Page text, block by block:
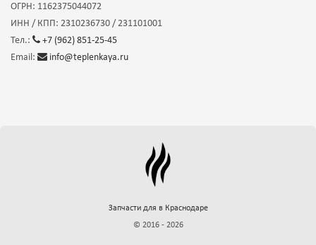
ОГРН: 1162375044072
ИНН / КПП: 2310236730 / 231101001
Тел.:
+7 (962) 851-25-45
Email:
info@teplenkaya.ru
Запчасти для в Краснодаре
© 2016 - 2026